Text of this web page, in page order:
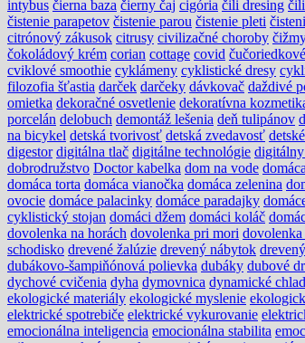
intybus čierna baza čierny čaj cigória čili dresing
čistenie parapetov čistenie parou čistenie pleti
citrónový zákusok citrusy civilizačné choroby
čokoládový krém corian cottage covid
cviklové smoothie cyklámeny cyklistické dresy
filozofia šťastia darček darčeky dávkovač daždivé
omietka dekoračné osvetlenie dekoratívna
porcelán delobuch demontáž lešenia deň tulipánov
na bicykel detská tvorivosť detská zvedavosť
digestor digitálna tlač digitálne technológie
dobrodružstvo Doctor kabelka dom na vode
domáca torta domáca vianočka domáca zelenina
ovocie domáce palacinky domáce paradajky
cyklistický stojan domáci džem domáci koláč
dovolenka na horách dovolenka pri mori
schodisko drevené žalúzie drevený nábytok
dubákovo-šampiňónová polievka dubáky dubové
dychové cvičenia dyha dymovnica dynamické
ekologické materiály ekologické myslenie
elektrické spotrebiče elektrické vykurovanie
emocionálna inteligencia emocionálna stabilita